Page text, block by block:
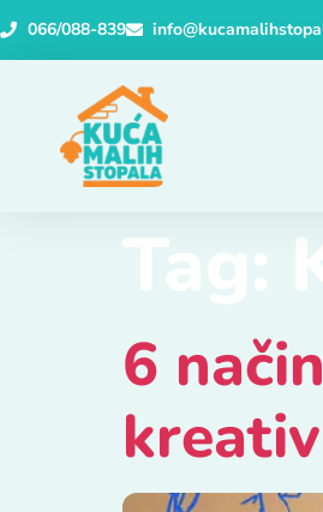
066/088-839
Tag:
6